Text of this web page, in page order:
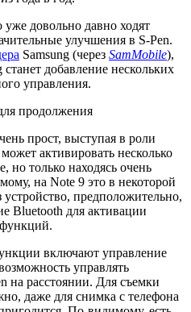
уже довольно давно ходят
улучшения в S-Pen.
Samsung (через SamMobile),
добавление нескольких
управления.
продолжения
прост, выступая в роли
активировать несколько
но только находясь очень
на Note 9 это в некоторой
устройство, предположительно,
Bluetooth для активации
включают управление
управлять
на расстоянии. Для съемки
даже для снимка с телефона